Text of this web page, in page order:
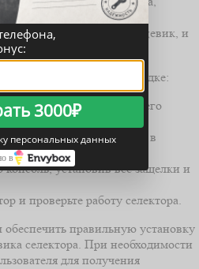
фиксирующие концевик, и
в обратном порядке:
на место, закрепите его
разъемы, убедившись в
установив все защелки и
и проверьте работу селектора.
правильную установку
селектора. При необходимости
для получения
3000₽
персональных данных
в